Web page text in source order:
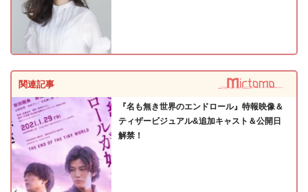
関連記事
『名も無き世界のエンドロール』特報映像＆
ティザービジュアル&追加キャスト＆公開日
解禁！